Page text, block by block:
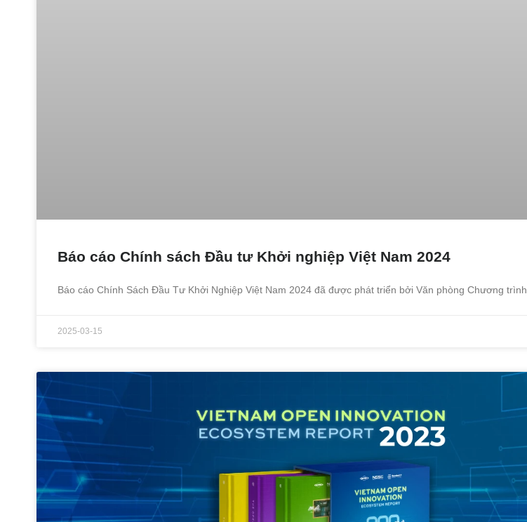
Báo cáo Chính sách Đầu tư Khởi nghiệp Việt Nam 2024
Báo cáo Chính Sách Đầu Tư Khởi Nghiệp Việt Nam 2024 đã được phát triển bởi Văn phòng Chương trình
2025-03-15